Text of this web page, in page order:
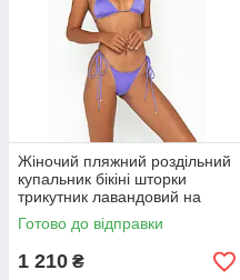
Жіночий пляжний роздільний
купальник бікіні шторки
трикутник лавандовий на
зав'язках (розмір XS-XL)
Готово до відправки
1 210 ₴